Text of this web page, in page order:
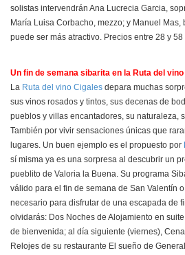
solistas intervendrán Ana Lucrecia Garcia,
María Luisa Corbacho, mezzo; y Manuel
puede ser más atractivo. Precios entre 28 y 58
Un fin de semana sibarita en la Ruta del
La Ruta del vino Cigales depara muchas
sus vinos rosados y tintos, sus decenas de
pueblos y villas encantadores, su naturaleza,
También por vivir sensaciones únicas que
lugares. Un buen ejemplo es el propuesto por
sí misma ya es una sorpresa al descubrir un
pueblito de Valoria la Buena. Su programa
válido para el fin de semana de San Valentín
necesario para disfrutar de una escapada de
olvidarás: Dos Noches de Alojamiento en
de bienvenida; al día siguiente (viernes),
Relojes de su restaurante El sueño de